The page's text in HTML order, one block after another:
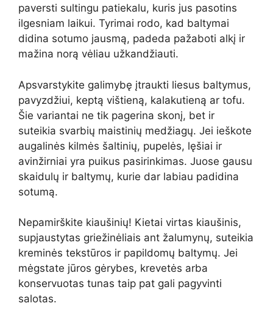
paversti sultingu patiekalu, kuris jus pasotins
ilgesniam laikui. Tyrimai rodo, kad baltymai
didina sotumo jausmą, padeda pažaboti alkį ir
mažina norą vėliau užkandžiauti.
Apsvarstykite galimybę įtraukti liesus baltymus,
pavyzdžiui, keptą vištieną, kalakutieną ar tofu.
Šie variantai ne tik pagerina skonį, bet ir
suteikia svarbių maistinių medžiagų. Jei ieškote
augalinės kilmės šaltinių, pupelės, lęšiai ir
avinžirniai yra puikus pasirinkimas. Juose gausu
skaidulų ir baltymų, kurie dar labiau padidina
sotumą.
Nepamirškite kiaušinių! Kietai virtas kiaušinis,
supjaustytas griežinėliais ant žalumynų, suteikia
kreminės tekstūros ir papildomų baltymų. Jei
mėgstate jūros gėrybes, krevetės arba
konservuotas tunas taip pat gali pagyvinti
salotas.